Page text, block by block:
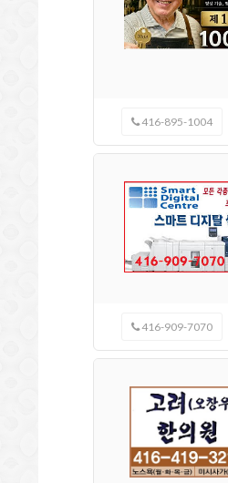
416-895-1004
416-909-7070